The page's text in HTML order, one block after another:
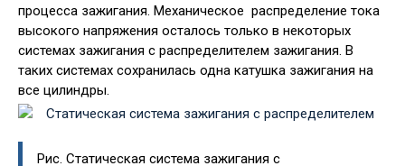
процесса зажигания. Механическое распределение тока
высокого напряжения осталось только в некоторых
системах зажигания с распределителем зажигания. В
таких системах сохранилась одна катушка зажигания на
все цилиндры.
Рис. Статическая система зажигания с